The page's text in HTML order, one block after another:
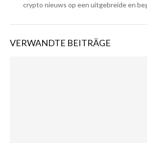
crypto nieuws op een uitgebreide en
VERWANDTE BEITRÄGE